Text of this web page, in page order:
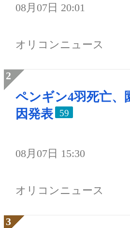
08月07日 20:01
オリコンニュース
ペンギン4羽死亡、
因発表
59
08月07日 15:30
オリコンニュース